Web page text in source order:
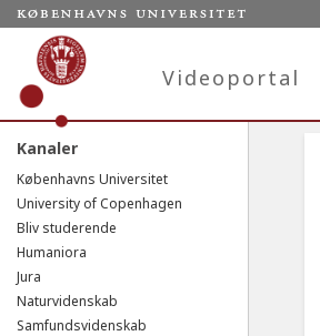
Videoportal
Kanaler
Københavns Universitet
University of Copenhagen
Bliv studerende
Humaniora
Jura
Naturvidenskab
Samfundsvidenskab